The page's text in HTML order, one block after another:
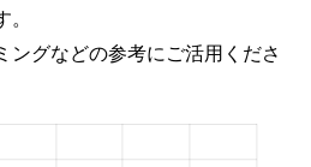
ングなどの参考にご活用くださ